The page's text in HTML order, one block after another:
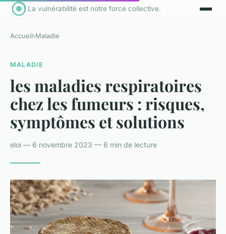
La vulnérabilité est notre force collective.
Accueil›Maladie
MALADIE
les maladies respiratoires
chez les fumeurs : risques,
symptômes et solutions
eloi — 6 novembre 2023 — 6 min de lecture